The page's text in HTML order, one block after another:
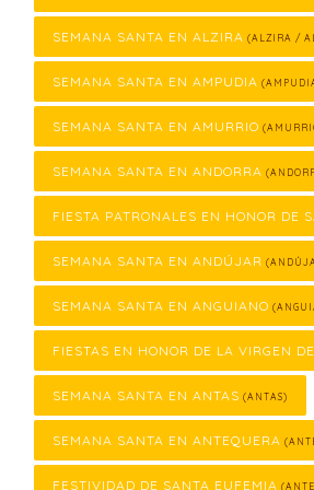
SEMANA SANTA EN ALZIRA (ALZIRA /
SEMANA SANTA EN AMPUDIA
SEMANA SANTA EN AMURRIO
SEMANA SANTA EN ANDORRA
FIESTA PATRONALES EN HONOR DE
SEMANA SANTA EN ANDÚJAR
SEMANA SANTA EN ANGUIANO
FIESTAS EN HONOR DE LA VIRGEN
SEMANA SANTA EN ANTAS (ANTAS)
SEMANA SANTA EN ANTEQUERA
FESTIVIDAD DE SANTA EUFEMIA